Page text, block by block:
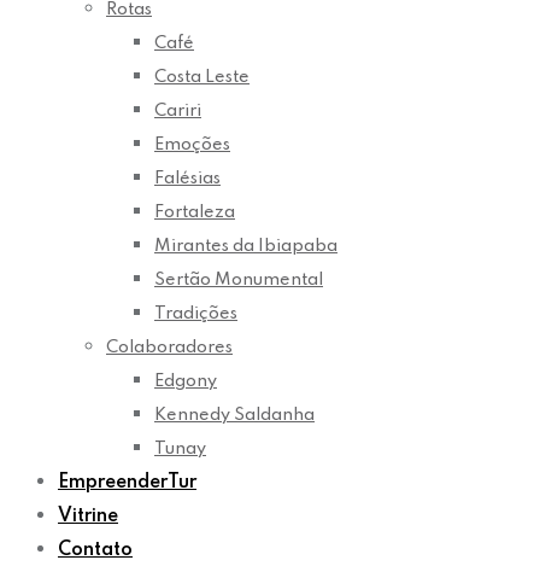
Rotas
Café
Costa Leste
Cariri
Emoções
Falésias
Fortaleza
Mirantes da Ibiapaba
Sertão Monumental
Tradições
Colaboradores
Edgony
Kennedy Saldanha
Tunay
EmpreenderTur
Vitrine
Contato